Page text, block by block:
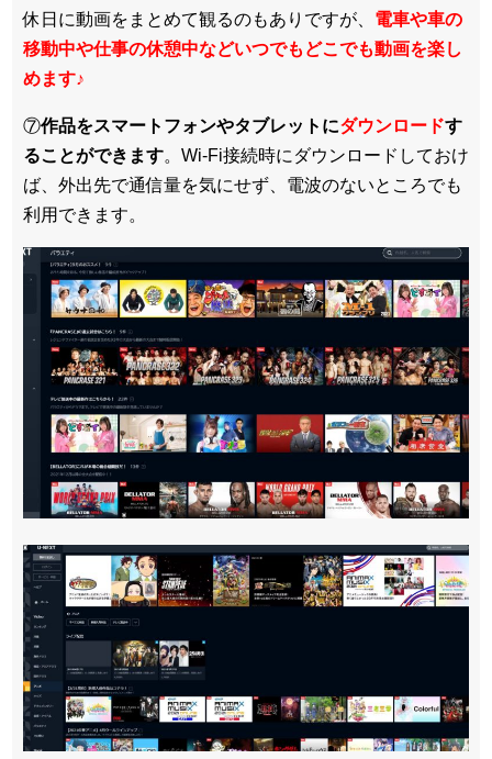
休日に動画をまとめて観るのもありですが、 電車や車の
移動中や仕事の休憩中などいつでもどこでも動画を楽し
めます♪
⑦作品をスマートフォンやタブレットにダウンロードす
ることができます。Wi-Fi接続時にダウンロードしておけ
ば、外出先で通信量を気にせず、電波のないところでも
利用できます。